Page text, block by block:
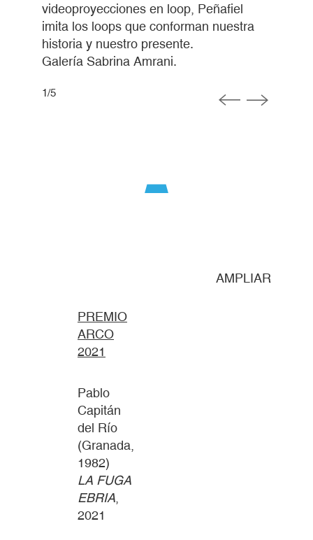
videoproyecciones en loop, Peñafiel
imita los loops que conforman nuestra
historia y nuestro presente.
Galería Sabrina Amrani.
AMPLIAR
1/5
PREMIO
ARCO
2021
Pablo
Capitán
del Río
(Granada,
1982)
LA FUGA
EBRIA,
2021